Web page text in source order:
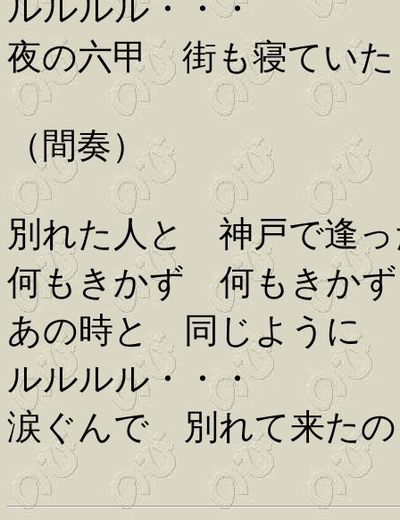
ルルルル・・・
夜の六甲 街も寝ていた
（間奏）
別れた人と 神戸で逢
何もきかず 何もきかず
あの時と 同じように
ルルルル・・・
涙ぐんで 別れて来た